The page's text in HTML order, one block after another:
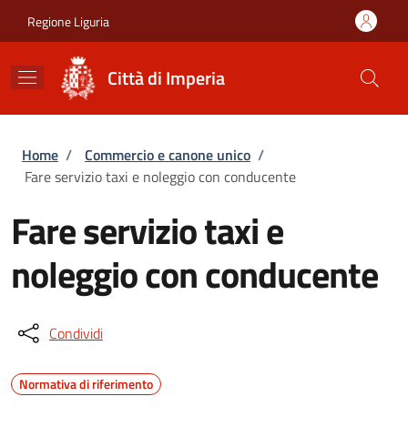
Regione Liguria
Città di Imperia
Briciole di pane
Home / Commercio e canone unico /
Fare servizio taxi e noleggio con conducente
Fare servizio taxi e
noleggio con conducente
Condividi
Normativa di riferimento